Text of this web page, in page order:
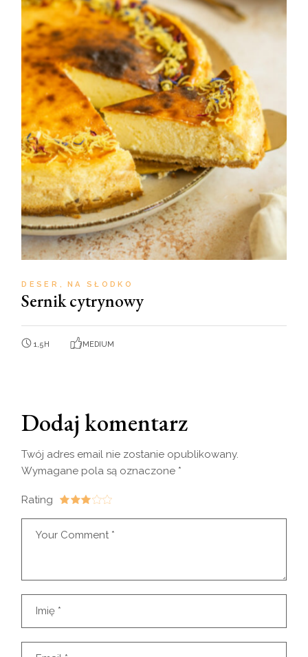
DESER NA SŁODKO
Sernik cytrynowy
1,5H MEDIUM
Dodaj komentarz
Twój adres email nie zostanie opublikowany.
Wymagane pola są oznaczone *
Rating